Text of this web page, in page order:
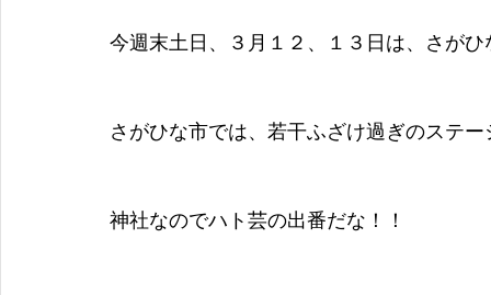
今週末土日、３月１２、１３日は、さが
さがひな市では、若干ふざけ過ぎのステ
神社なのでハト芸の出番だな！！